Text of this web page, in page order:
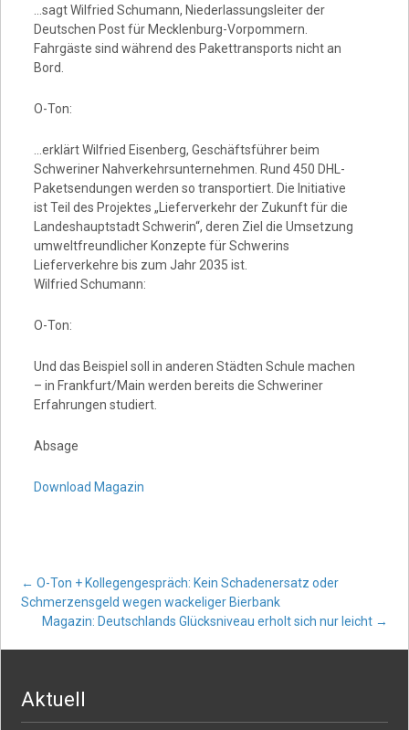
…sagt Wilfried Schumann, Niederlassungsleiter der
Deutschen Post für Mecklenburg-Vorpommern.
Fahrgäste sind während des Pakettransports nicht an
Bord.
O-Ton:
…erklärt Wilfried Eisenberg, Geschäftsführer beim
Schweriner Nahverkehrsunternehmen. Rund 450 DHL-
Paketsendungen werden so transportiert. Die Initiative
ist Teil des Projektes „Lieferverkehr der Zukunft für die
Landeshauptstadt Schwerin“, deren Ziel die Umsetzung
umweltfreundlicher Konzepte für Schwerins
Lieferverkehre bis zum Jahr 2035 ist.
Wilfried Schumann:
O-Ton:
Und das Beispiel soll in anderen Städten Schule machen
– in Frankfurt/Main werden bereits die Schweriner
Erfahrungen studiert.
Absage
Download Magazin
Post
navigation
← O-Ton + Kollegengespräch: Kein Schadenersatz oder
Schmerzensgeld wegen wackeliger Bierbank
Magazin: Deutschlands Glücksniveau erholt sich nur leicht →
Aktuell